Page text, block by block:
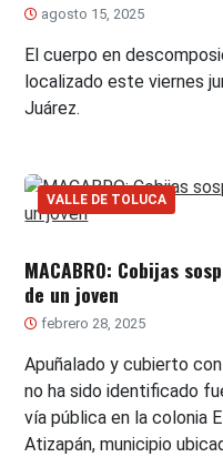
agosto 15, 2025
El cuerpo en
localizado este viernes
Juárez.
VALLE DE TOLUCA
MACABRO: Cobijas
de un joven
febrero 28, 2025
Apuñalado y cubierto
no ha sido identificado
vía pública en la colonia
Atizapán, municipio